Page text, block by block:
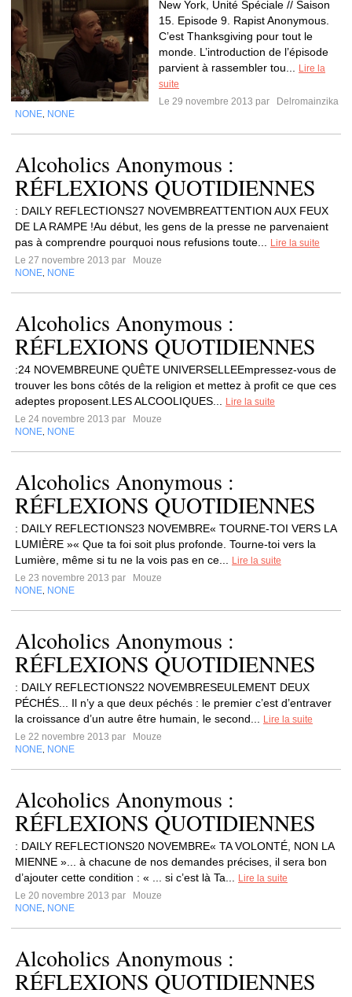
New York, Unité Spéciale // Saison
15. Episode 9. Rapist Anonymous.
C’est Thanksgiving pour tout le
monde. L’introduction de l’épisode
parvient à rassembler tou...
Lire la
suite
Le 29 novembre 2013 par
Delromainzika
NONE NONE
Alcoholics Anonymous :
RÉFLEXIONS QUOTIDIENNES
: DAILY REFLECTIONS27 NOVEMBREATTENTION AUX FEUX
DE LA RAMPE !Au début, les gens de la presse ne parvenaient
pas à comprendre pourquoi nous refusions toute...
Lire la suite
Le 27 novembre 2013 par
Mouze
NONE NONE
Alcoholics Anonymous :
RÉFLEXIONS QUOTIDIENNES
:24 NOVEMBREUNE QUÊTE UNIVERSELLEEmpressez-vous de
trouver les bons côtés de la religion et mettez à profit ce que ces
adeptes proposent.LES ALCOOLIQUES...
Lire la suite
Le 24 novembre 2013 par
Mouze
NONE NONE
Alcoholics Anonymous :
RÉFLEXIONS QUOTIDIENNES
: DAILY REFLECTIONS23 NOVEMBRE« TOURNE-TOI VERS LA
LUMIÈRE »« Que ta foi soit plus profonde. Tourne-toi vers la
Lumière, même si tu ne la vois pas en ce...
Lire la suite
Le 23 novembre 2013 par
Mouze
NONE NONE
Alcoholics Anonymous :
RÉFLEXIONS QUOTIDIENNES
: DAILY REFLECTIONS22 NOVEMBRESEULEMENT DEUX
PÉCHÉS... Il n’y a que deux péchés : le premier c’est d’entraver
la croissance d’un autre être humain, le second...
Lire la suite
Le 22 novembre 2013 par
Mouze
NONE NONE
Alcoholics Anonymous :
RÉFLEXIONS QUOTIDIENNES
: DAILY REFLECTIONS20 NOVEMBRE« TA VOLONTÉ, NON LA
MIENNE »... à chacune de nos demandes précises, il sera bon
d’ajouter cette condition : « ... si c’est là Ta...
Lire la suite
Le 20 novembre 2013 par
Mouze
NONE NONE
Alcoholics Anonymous :
RÉFLEXIONS QUOTIDIENNES